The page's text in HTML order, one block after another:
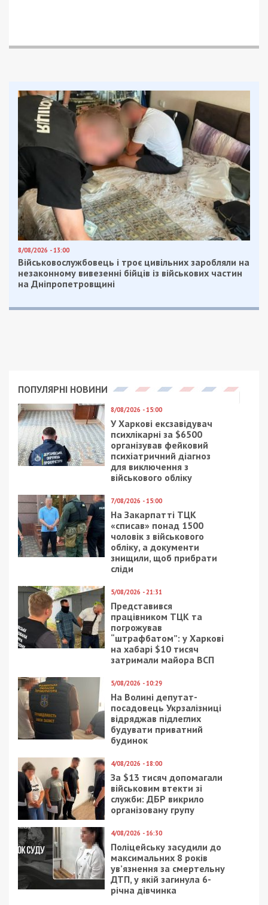
Категории:Гроші,Популярні новини
Метки: гроші,ДСНС,збитки
Рекламні блоки дають нам змогу
залишатися незалежними ЗМІ, а вам -
отримувати найсвіжіші новини під ними.
Приєднуйтесь також до 49000 в Google News. Слідкуйте
за останніми новинами!
Приєднатися
Читайте також
хабаря
Следующая статья:
На Львівщині військовий заплатить 17
тисяч за кількагодинну “самоволку”
ПОПУЛЯРНІ НОВИНИ
Екскерівник Одеського
ТЦК під час війни
відпочивав в Іспанії та
на Сейшелах
Староста села на
Львівщині ганяв п’яним
за кермом у
комендантську годину
Газовые поставки в
Европу по-прежнему
под вопросом
Правоохоронець з
Дніпра вивозив з
фронту до обласного
центру зброю